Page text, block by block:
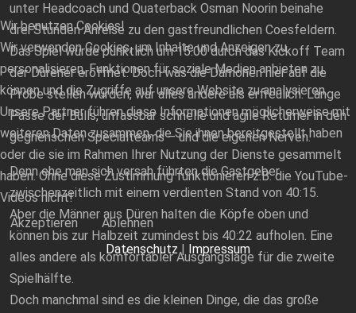
unter Headcoach und Quaterback Osman Noorin beinahe
drei Stunden Anreise zu den gastfreundlichen Coesfeldern.
Das Spiel würde pünktlich um 15:00 durch das Kickoff Team
der Dürener eröffnet. Doch was die Dämonen hier auf die
Probe stellen würden, war alles andere als erfreulich. Lange
Pässe der Bulls, unfassbar schnelle und agile Returner in den
gegnerischen Specialteams – und die eigenen Nerven.
Denn ehe man sich versah führten die Gastgeber
zwischenzeitlich mit einem verdienten Stand von 40:15.
Aber die Männer aus Düren halten die Köpfe oben und
können bis zur Halbzeit zumindest bis 40:22 aufholen. Eine
alles andere als komfortabler Ausgangslage für die zweite
Spielhälfte.
Doch manchmal sind es die kleinen Dinge, die das große
Wir benutzen Cookies!
Wir verwenden Cookies, um Inhalte und Anzeigen zu
personalisieren, Funktionen für soziale Medien anbieten zu
können und die Zugriffe auf unsere Website zu analysieren.
Unsere Partner führen diese Informationen möglicherweise mit
weiteren Daten zusammen, die Sie ihnen bereitgestellt haben
oder die sie im Rahmen Ihrer Nutzung der Dienste gesammelt
haben. Ohne diese Zustimmung funktionieren z.B. die YouTube-
Videos nicht!
Akzeptieren
Ablehnen
Datenschutz| Impressum